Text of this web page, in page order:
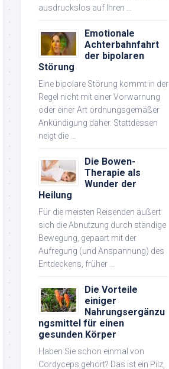
ausdruckslos auf Ihren …
Emotionale
Achterbahnfahrt
der bipolaren
Störung
Eine bipolare Störung kommt in der
Regel nicht mit einer Vorwarnung
oder einer Art ordnungsgemäßer
Ankündigung daher. Stattdessen
neigt die …
Die Bowen-
Therapie als
Wunder der
Heilung
Für die meisten Reisenden äußert
sich die Abnutzung durch ständige
Bewegung, gepaart mit der
Aufregung (und Anspannung) des
Entdeckens, früher …
Die Vorteile
einiger
Nahrungsergänzu
ngsmittel für einen
gesunden Körper
Haben Sie schon einmal von
Cordyceps gehört? Das ist ein Pilz,